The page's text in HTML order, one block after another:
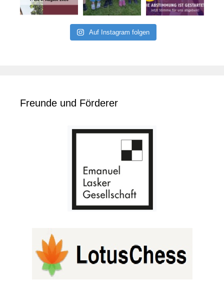
Auf Instagram folgen
Freunde und Förderer